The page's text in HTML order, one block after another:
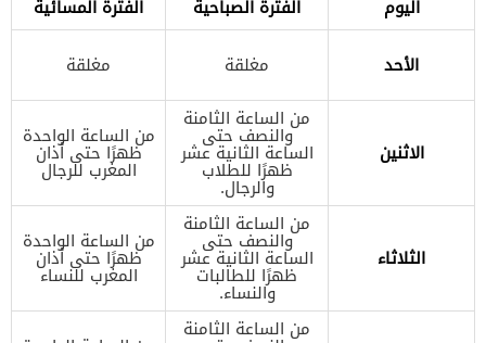
اليوم الفترة الصباحية
الفترة المسائية
الأحد
مغلقة مغلقة
الاثنين
من الساعة الثامنة
والنصف حتى
الساعة الثانية عشر
ظهرًا للطلاب
والرجال.
من الساعة الواحدة
ظهرًا حتى أذان
المغرب للرجال
الثلاثاء
من الساعة الثامنة
والنصف حتى
الساعة الثانية عشر
ظهرًا للطالبات
والنساء.
من الساعة الواحدة
ظهرًا حتى أذان
المغرب للنساء
من الساعة الثامنة